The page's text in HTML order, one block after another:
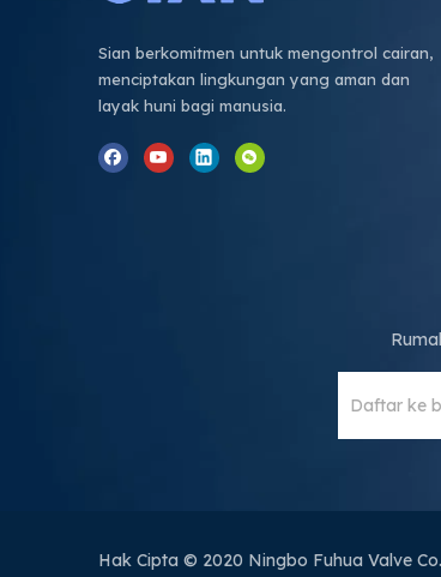
Sian berkomitmen untuk mengontrol cairan,
menciptakan lingkungan yang aman dan
layak huni bagi manusia.
Hak Cipta © 2020 Ningbo Fuhua Valve